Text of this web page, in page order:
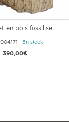
en bois fossilisé
En stock
390,00€